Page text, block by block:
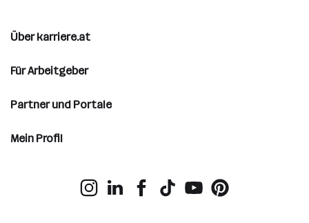
Über karriere.at
Für Arbeitgeber
Partner und Portale
Mein Profil